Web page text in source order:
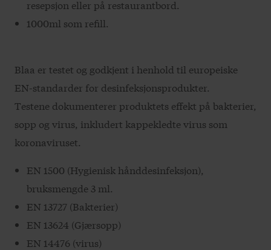
resepsjon eller på restaurantbord.
1000ml som refill.
Blaa er testet og godkjent i henhold til europeiske
EN-standarder for desinfeksjonsprodukter.
Testene dokumenterer produktets effekt på bakterier,
sopp og virus, inkludert kappekledte virus som
koronaviruset.
EN 1500 (Hygienisk hånddesinfeksjon),
bruksmengde 3 ml.
EN 13727 (Bakterier)
EN 13624 (Gjærsopp)
EN 14476 (virus)